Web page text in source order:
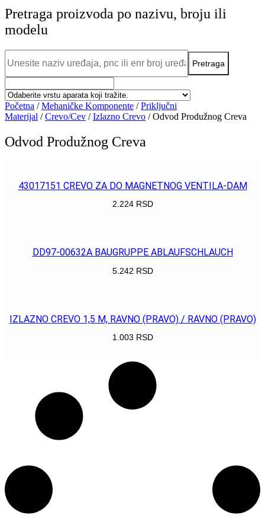
Pretraga proizvoda po nazivu, broju ili
modelu
Početna /Mehaničke Komponente /Priključni
Materijal /Crevo/Cev /Izlazno Crevo / Odvod Produžnog Creva
Odvod Produžnog Creva
43017151 CREVO ZA DO MAGNETNOG VENTILA-DAM
2.224 RSD
DD97-00632A BAUGRUPPE ABLAUFSCHLAUCH
5.242 RSD
IZLAZNO CREVO 1,5 M, RAVNO (PRAVO) / RAVNO (PRAVO)
1.003 RSD